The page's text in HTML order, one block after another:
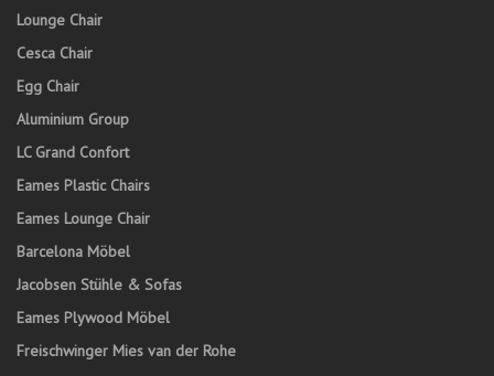
Lounge Chair
Cesca Chair
Egg Chair
Aluminium Group
LC Grand Confort
Eames Plastic Chairs
Eames Lounge Chair
Barcelona Möbel
Jacobsen Stühle & Sofas
Eames Plywood Möbel
Freischwinger Mies van der Rohe